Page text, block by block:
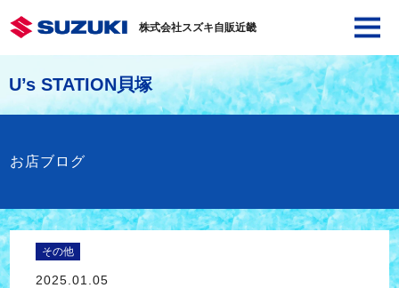
株式会社スズキ自販近畿
U’s STATION貝塚
お店ブログ
その他
2025.01.05